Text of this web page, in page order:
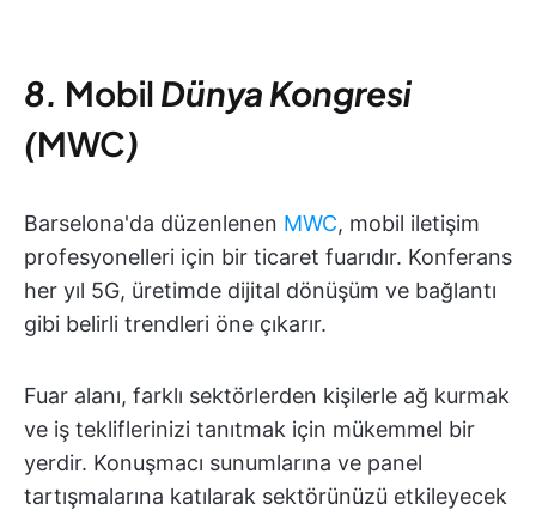
8. Mobil Dünya Kongresi
(MWC)
Barselona'da düzenlenen MWC, mobil iletişim
profesyonelleri için bir ticaret fuarıdır. Konferans
her yıl 5G, üretimde dijital dönüşüm ve bağlantı
gibi belirli trendleri öne çıkarır.
Fuar alanı, farklı sektörlerden kişilerle ağ kurmak
ve iş tekliflerinizi tanıtmak için mükemmel bir
yerdir. Konuşmacı sunumlarına ve panel
tartışmalarına katılarak sektörünüzü etkileyecek